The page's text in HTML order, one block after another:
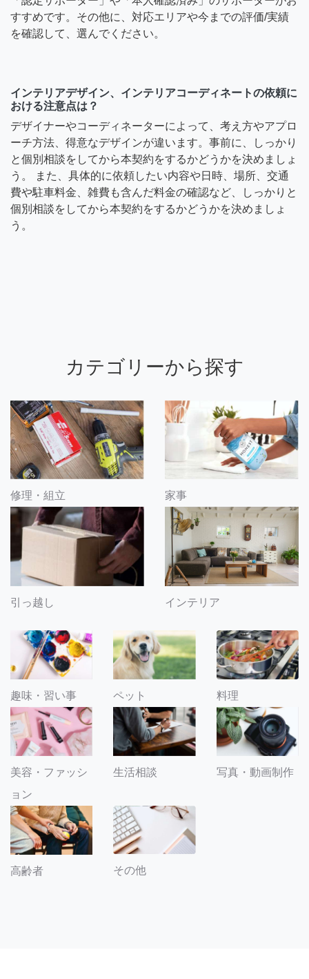
すすめです。その他に、対応エリアや今までの評価/実績
を確認して、選んでください。
インテリアデザイン、インテリアコーディネートの依頼に
おける注意点は？
デザイナーやコーディネーターによって、考え方やアプロ
ーチ方法、得意なデザインが違います。事前に、しっかり
と個別相談をしてから本契約をするかどうかを決めましょ
う。 また、具体的に依頼したい内容や日時、場所、交通
費や駐車料金、雑費も含んだ料金の確認など、しっかりと
個別相談をしてから本契約をするかどうかを決めましょ
う。
カテゴリーから探す
修理・組立 家事
引っ越し インテリア
趣味・習い事 ペット 料理
美容・ファッシ
ョン
生活相談 写真・動画制作
高齢者 その他